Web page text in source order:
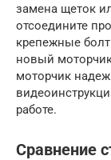
замена щеток
отсоедините
крепежные
новый
моторчик
работе.
Сравнение